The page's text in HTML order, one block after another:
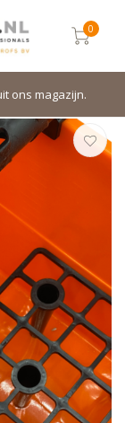
0
ons magazijn.